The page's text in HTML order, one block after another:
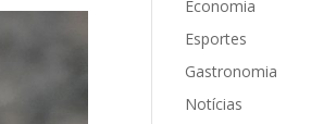
Economia
Esportes
Gastronomia
Notícias